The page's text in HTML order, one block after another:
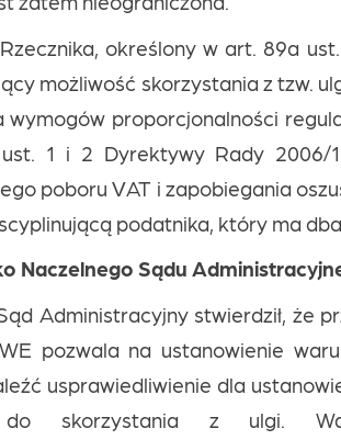
określony w art. 89a
możliwość skorzystania z tzw.
wymogów proporcjonalności
1 i 2 Dyrektywy Rady 2006/
poboru VAT i zapobiegania
podatnika, który ma
Naczelnego Sądu
Administracyjny stwierdził, że
pozwala na ustanowienie
usprawiedliwienie dla
skorzystania z ulgi.